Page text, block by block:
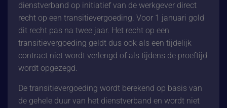
dienstverband op initiatief van de werkgever direct
recht op een transitievergoeding. Voor 1 januari gold
dit recht pas na twee jaar. Het recht op een
transitievergoeding geldt dus ook als een tijdelijk
contract niet wordt verlengd of als tijdens de proeftijd
wordt opgezegd.
De transitievergoeding wordt berekend op basis van
de gehele duur van het dienstverband en wordt niet